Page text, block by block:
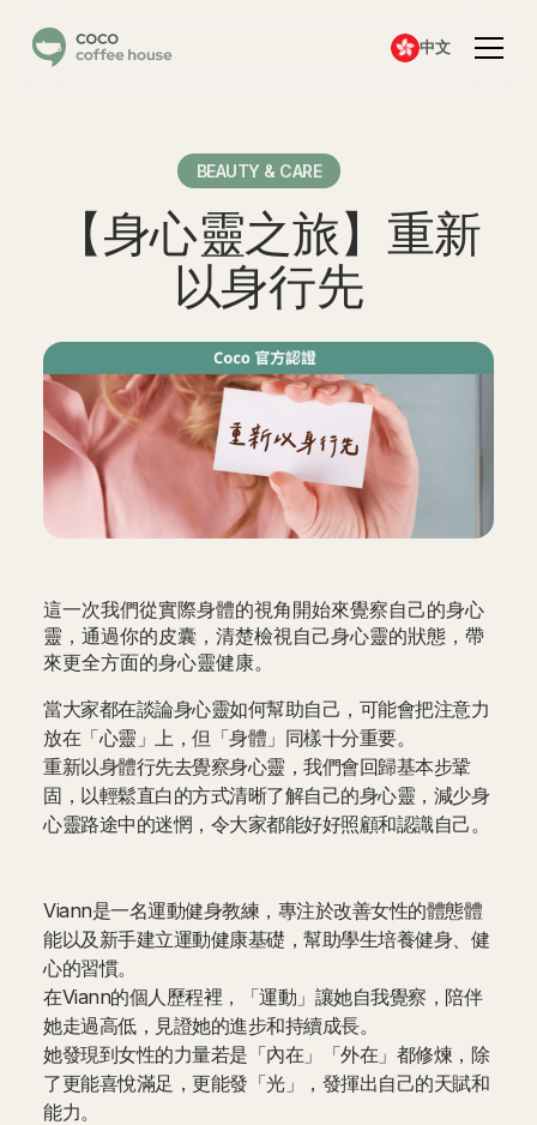
中文
BEAUTY & CARE
【身心靈之旅】重新
以身行先
這一次我們從實際身體的視角開始來覺察自己的身心
靈，通過你的皮囊，清楚檢視自己身心靈的狀態，帶
來更全方面的身心靈健康。
當大家都在談論身心靈如何幫助自己，可能會把注意力
放在「心靈」上，但「身體」同樣十分重要。
重新以身體行先去覺察身心靈，我們會回歸基本步鞏
固，以輕鬆直白的方式清晰了解自己的身心靈，減少身
心靈路途中的迷惘，令大家都能好好照顧和認識自己。
Viann是一名運動健身教練，專注於改善女性的體態體
能以及新手建立運動健康基礎，幫助學生培養健身、健
心的習慣。
在Viann的個人歷程裡，「運動」讓她自我覺察，陪伴
她走過高低，見證她的進步和持續成長。
她發現到女性的力量若是「內在」「外在」都修煉，除
了更能喜悅滿足，更能發「光」，發揮出自己的天賦和
能力。